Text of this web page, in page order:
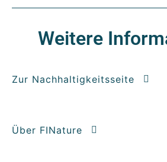
Weitere
Zur Nachhaltigkeitsseite
Über FINature